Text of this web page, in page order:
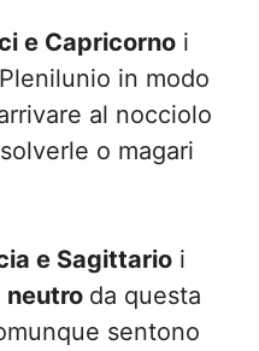
e Capricorno i
in modo
al nocciolo
o magari
e Sagittario i
neutro da questa
sentono